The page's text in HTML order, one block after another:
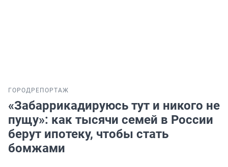
ГОРОД РЕПОРТАЖ
«Забаррикадируюсь тут и никого не
пущу»: как тысячи семей в России
берут ипотеку, чтобы стать
бомжами